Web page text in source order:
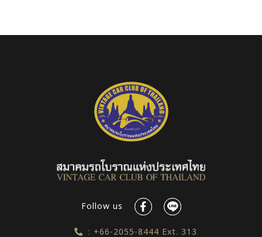
Follow us
: +66-2055-8444 Ext. 313